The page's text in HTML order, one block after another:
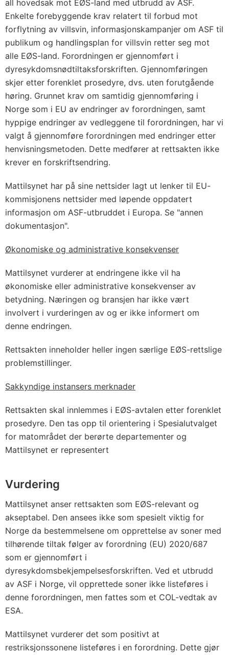
all hovedsak mot EØS-land med utbrudd av ASF.
Enkelte forebyggende krav relatert til forbud mot
forflytning av villsvin, informasjonskampanjer om ASF til
publikum og handlingsplan for villsvin retter seg mot
alle EØS-land. Forordningen er gjennomført i
dyresykdomsnødtiltaksforskriften. Gjennomføringen
skjer etter forenklet prosedyre, dvs. uten forutgående
høring. Grunnet krav om samtidig gjennomføring i
Norge som i EU av endringer av forordningen, samt
hyppige endringer av vedleggene til forordningen, har vi
valgt å gjennomføre forordningen med endringer etter
henvisningsmetoden. Dette medfører at rettsakten ikke
krever en forskriftsendring.
Mattilsynet har på sine nettsider lagt ut lenker til EU-
kommisjonens nettsider med løpende oppdatert
informasjon om ASF-utbruddet i Europa. Se "annen
dokumentasjon".
Økonomiske og administrative konsekvenser
Mattilsynet vurderer at endringene ikke vil ha
økonomiske eller administrative konsekvenser av
betydning. Næringen og bransjen har ikke vært
involvert i vurderingen av og er ikke informert om
denne endringen.
Rettsakten inneholder heller ingen særlige EØS-rettslige
problemstillinger.
Sakkyndige instansers merknader
Rettsakten skal innlemmes i EØS-avtalen etter forenklet
prosedyre. Den tas opp til orientering i Spesialutvalget
for matområdet der berørte departementer og
Mattilsynet er representert
Vurdering
Mattilsynet anser rettsakten som EØS-relevant og
akseptabel. Den ansees ikke som spesielt viktig for
Norge da bestemmelsene om opprettelse av soner med
tilhørende tiltak følger av forordning (EU) 2020/687
som er gjennomført i
dyresykdomsbekjempelsesforskriften. Ved et utbrudd
av ASF i Norge, vil opprettede soner ikke listeføres i
denne forordningen, men fattes som et COL-vedtak av
ESA.
Mattilsynet vurderer det som positivt at
restriksjonssonene listeføres i en forordning. Dette gjør